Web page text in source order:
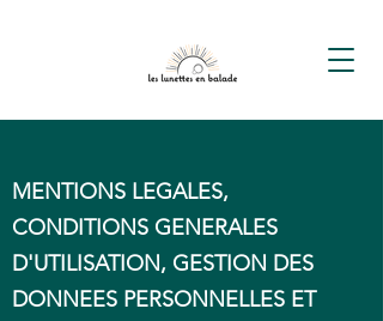
MENTIONS LEGALES,
CONDITIONS GENERALES
D'UTILISATION, GESTION DES
DONNEES PERSONNELLES ET